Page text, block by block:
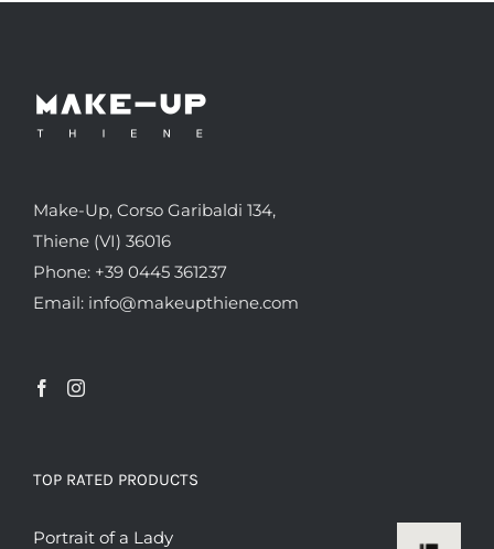
Make-Up, Corso Garibaldi 134,
Thiene (VI) 36016
Phone: +39 0445 361237
Email: info@makeupthiene.com
TOP RATED PRODUCTS
Portrait of a Lady